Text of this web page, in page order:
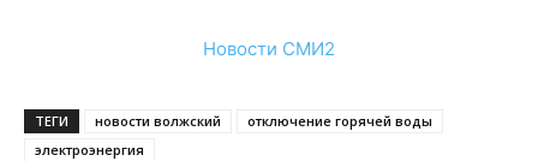
Новости СМИ2
ТЕГИ новости волжский
отключение горячей воды
электроэнергия